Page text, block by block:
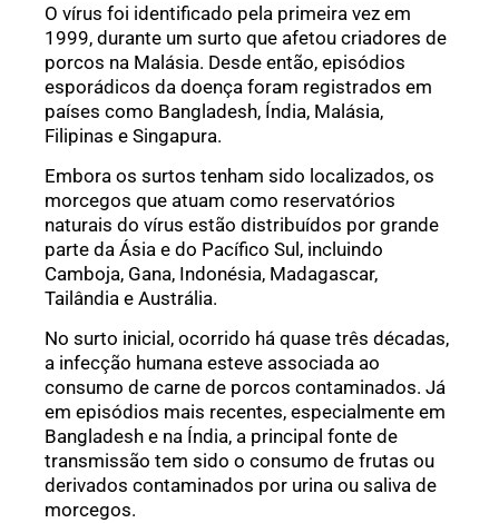
O vírus foi identificado pela primeira vez em
1999, durante um surto que afetou criadores de
porcos na Malásia. Desde então, episódios
esporádicos da doença foram registrados em
países como Bangladesh, Índia, Malásia,
Filipinas e Singapura.
Embora os surtos tenham sido localizados, os
morcegos que atuam como reservatórios
naturais do vírus estão distribuídos por grande
parte da Ásia e do Pacífico Sul, incluindo
Camboja, Gana, Indonésia, Madagascar,
Tailândia e Austrália.
No surto inicial, ocorrido há quase três décadas,
a infecção humana esteve associada ao
consumo de carne de porcos contaminados. Já
em episódios mais recentes, especialmente em
Bangladesh e na Índia, a principal fonte de
transmissão tem sido o consumo de frutas ou
derivados contaminados por urina ou saliva de
morcegos.